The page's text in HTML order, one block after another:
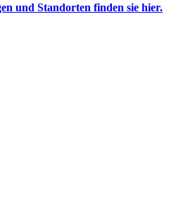
und Standorten finden sie hier.